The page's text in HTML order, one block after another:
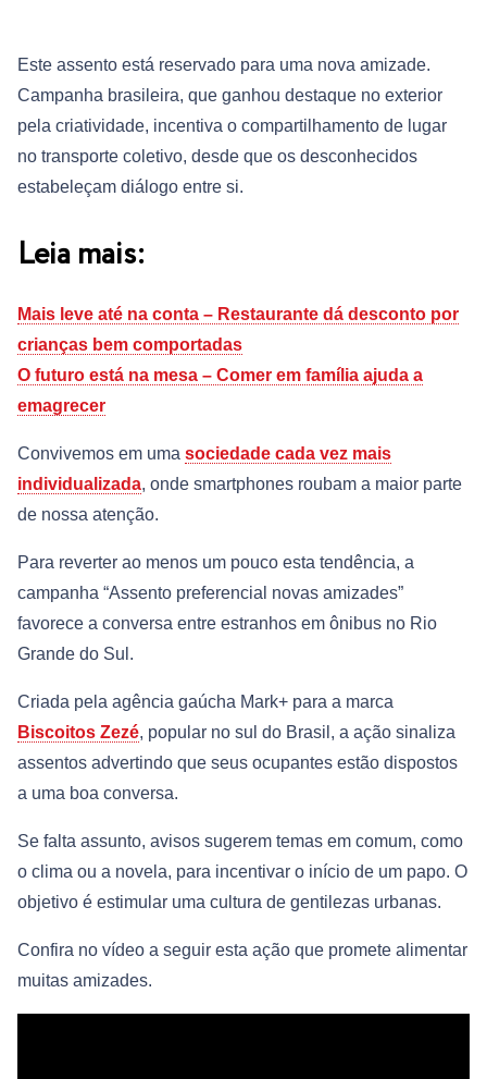
Este assento está reservado para uma nova amizade.
Campanha brasileira, que ganhou destaque no exterior
pela criatividade, incentiva o compartilhamento de lugar
no transporte coletivo, desde que os desconhecidos
estabeleçam diálogo entre si.
Leia mais:
Mais leve até na conta – Restaurante dá desconto por
crianças bem comportadas
O futuro está na mesa – Comer em família ajuda a
emagrecer
Convivemos em uma sociedade cada vez mais
individualizada, onde smartphones roubam a maior parte
de nossa atenção.
Para reverter ao menos um pouco esta tendência, a
campanha “Assento preferencial novas amizades”
favorece a conversa entre estranhos em ônibus no Rio
Grande do Sul.
Criada pela agência gaúcha Mark+ para a marca
Biscoitos Zezé, popular no sul do Brasil, a ação sinaliza
assentos advertindo que seus ocupantes estão dispostos
a uma boa conversa.
Se falta assunto, avisos sugerem temas em comum, como
o clima ou a novela, para incentivar o início de um papo. O
objetivo é estimular uma cultura de gentilezas urbanas.
Confira no vídeo a seguir esta ação que promete alimentar
muitas amizades.